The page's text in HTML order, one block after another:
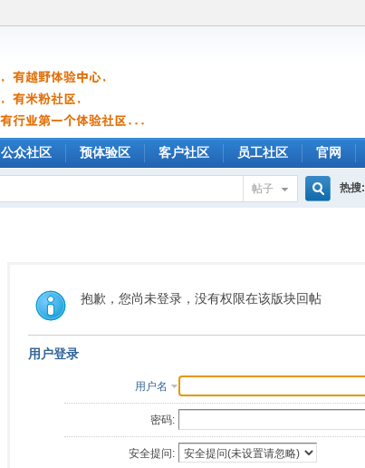
公众社区 预体验区 客户社区 员工社区 官网
帖子
索
热搜:
抱歉，您尚未登录，没有权限在该版块回帖
用户登录
用户名
密码:
安全提问: